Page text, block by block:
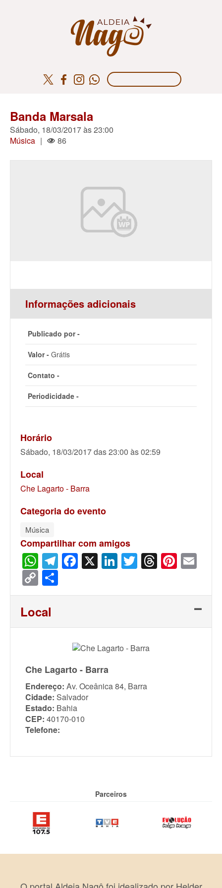
Banda Marsala
Sábado, 18/03/2017 às 23:00
Música | 86
Informações adicionais
Publicado por -
Valor - Grátis
Contato -
Periodicidade -
Horário
Sábado, 18/03/2017 das 23:00 às 02:59
Local
Che Lagarto - Barra
Categoria do evento
Música
Compartilhar com amigos
WhatsApp
Telegram
Facebook
X LinkedIn
Twitter
Threads
Copy
Link
Local
Che Lagarto - Barra
Endereço: Av. Oceânica 84, Barra
Cidade: Salvador
Estado: Bahia
CEP: 40170-010
Telefone:
Parceiros